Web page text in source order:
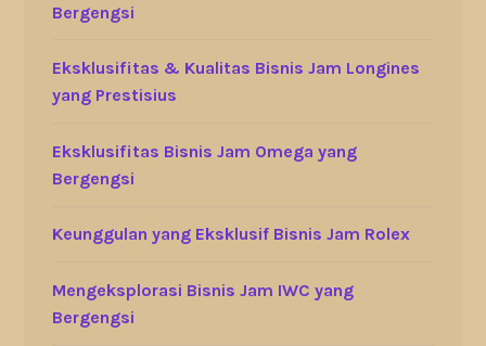
Bergengsi
Eksklusifitas & Kualitas Bisnis Jam Longines
yang Prestisius
Eksklusifitas Bisnis Jam Omega yang
Bergengsi
Keunggulan yang Eksklusif Bisnis Jam Rolex
Mengeksplorasi Bisnis Jam IWC yang
Bergengsi